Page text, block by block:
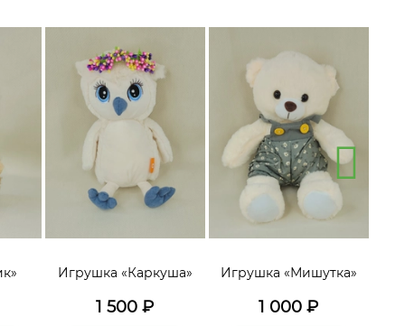
Игрушка «Каркуша»
1 500 ₽
Игрушка «Мишутка»
1 000 ₽